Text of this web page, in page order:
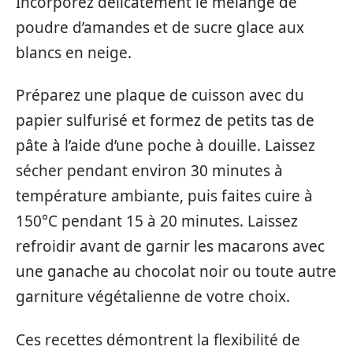
poudre d’amandes et de sucre glace aux
blancs en neige.
Préparez une plaque de cuisson avec du
papier sulfurisé et formez de petits tas de
pâte à l’aide d’une poche à douille. Laissez
sécher pendant environ 30 minutes à
température ambiante, puis faites cuire à
150°C pendant 15 à 20 minutes. Laissez
refroidir avant de garnir les macarons avec
une ganache au chocolat noir ou toute autre
garniture végétalienne de votre choix.
Ces recettes démontrent la flexibilité de